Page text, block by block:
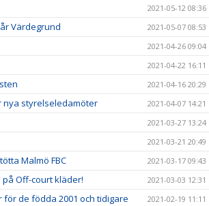
2021-05-12 08:36
Värdegrund 2021-05-07 08:53
2021-04-26 09:04
2021-04-22 16:11
2021-04-16 20:29
nya styrelseledamöter 2021-04-07 14:21
2021-03-27 13:24
2021-03-21 20:49
Malmö FBC 2021-03-17 09:43
Off-court kläder! 2021-03-03 12:31
de födda 2001 och tidigare 2021-02-19 11:11